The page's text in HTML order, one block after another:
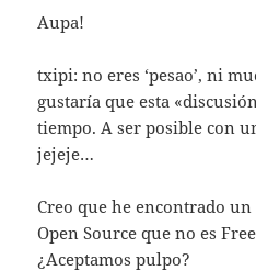
Aupa!
txipi: no eres ‘pesao’, ni
gustaría que esta
tiempo. A ser posible con
jejeje…
Creo que he encontrado
Open Source que no es
¿Aceptamos pulpo?